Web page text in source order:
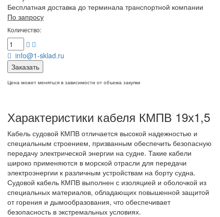
Бесплатная доставка до терминала транспортной компании
По запросу
Количество:
info@1-sklad.ru
Заказать
Цена может меняться в зависимости от объема закупки
Характеристики кабеля КМПВ 19х1,5
Кабель судовой КМПВ отличается высокой надежностью и
специальным строением, призванным обеспечить безопасную
передачу электрической энергии на судне. Такие кабели
широко применяются в морской отрасли для передачи
электроэнергии к различным устройствам на борту судна.
Судовой кабель КМПВ выполнен с изоляцией и оболочкой из
специальных материалов, обладающих повышенной защитой
от горения и дымообразования, что обеспечивает
безопасность в экстремальных условиях.